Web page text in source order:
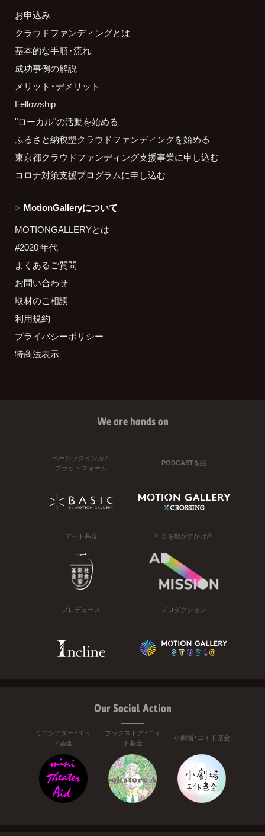
お申込み
クラウドファンディングとは
基本的な手順・流れ
成功事例の解説
メリット・デメリット
Fellowship
"ローカル"の活動を始める
ふるさと納税型クラウドファンディングを始める
東京都クラウドファンディング支援事業に申し込む
コロナ対策支援プログラムに申し込む
MotionGalleryについて
MOTIONGALLERYとは
#2020 年代
よくあるご質問
お問い合わせ
取材のご相談
利用規約
プライバシーポリシー
特商法表示
We are hands on
ベーシックインカム
プラットフォーム
PODCAST番組
アート基金 社会を動かすかけ声
プロデュース プロダクション
Our Social Action
ミニシアター・エイ
ド基金
ブックストア・エイ
ド基金
小劇場・エイド基金